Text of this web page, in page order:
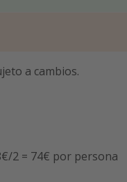
a cambios.
2 = 74€ por persona